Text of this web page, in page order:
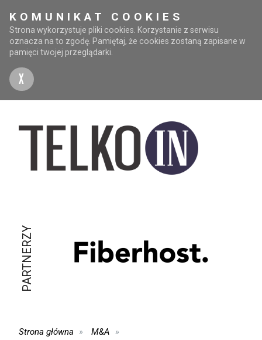
KOMUNIKAT COOKIES
Strona wykorzystuje pliki cookies. Korzystanie z serwisu
oznacza na to zgodę. Pamiętaj, że cookies zostaną zapisane w
pamięci twojej przeglądarki.
X
PARTNERZY
Strona główna
M&A